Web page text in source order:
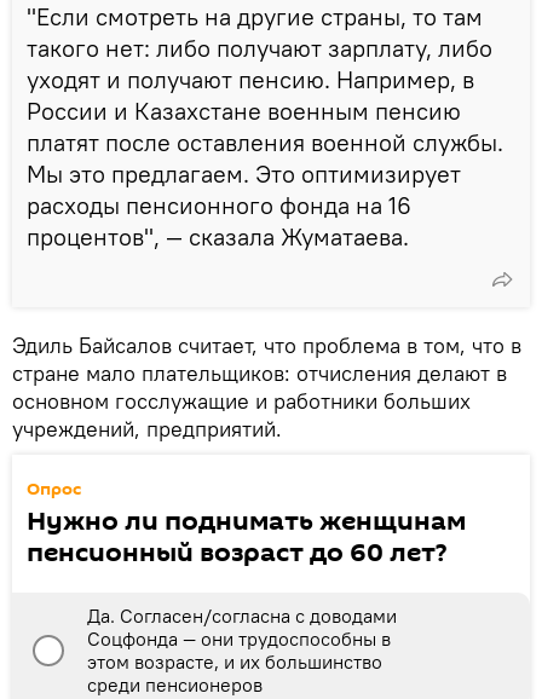
"Если смотреть на другие страны, то там
такого нет: либо получают зарплату, либо
уходят и получают пенсию. Например, в
России и Казахстане военным пенсию
платят после оставления военной службы.
Мы это предлагаем. Это оптимизирует
расходы пенсионного фонда на 16
процентов", — сказала Жуматаева.
Эдиль Байсалов считает, что проблема в том, что в
стране мало плательщиков: отчисления делают в
основном госслужащие и работники больших
учреждений, предприятий.
Опрос
Нужно ли поднимать женщинам
пенсионный возраст до 60 лет?
Да. Согласен/согласна с доводами
Соцфонда — они трудоспособны в
этом возрасте, и их большинство
среди пенсионеров